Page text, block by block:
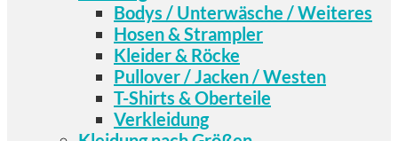
Bodys / Unterwäsche / Weiteres
Hosen & Strampler
Kleider & Röcke
Pullover / Jacken / Westen
T-Shirts & Oberteile
Verkleidung